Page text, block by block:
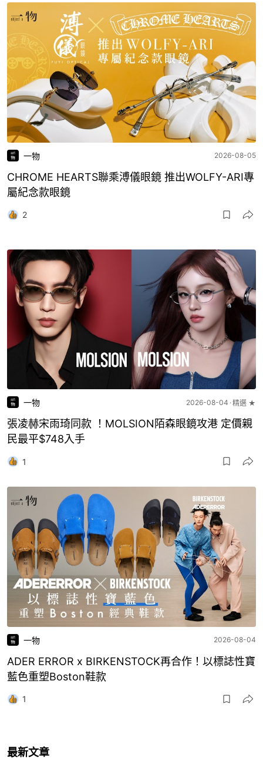
一物 2026-08-05
CHROME HEARTS聯乘溥儀眼鏡 推出WOLFY-ARI專
屬紀念款眼鏡
2
一物 2026-08-04 精選 ★
張凌赫宋雨琦同款 ！MOLSION陌森眼鏡攻港 定價親
民最平$748入手
1
一物 2026-08-04
ADER ERROR x BIRKENSTOCK再合作！以標誌性寶
藍色重塑Boston鞋款
1
最新文章